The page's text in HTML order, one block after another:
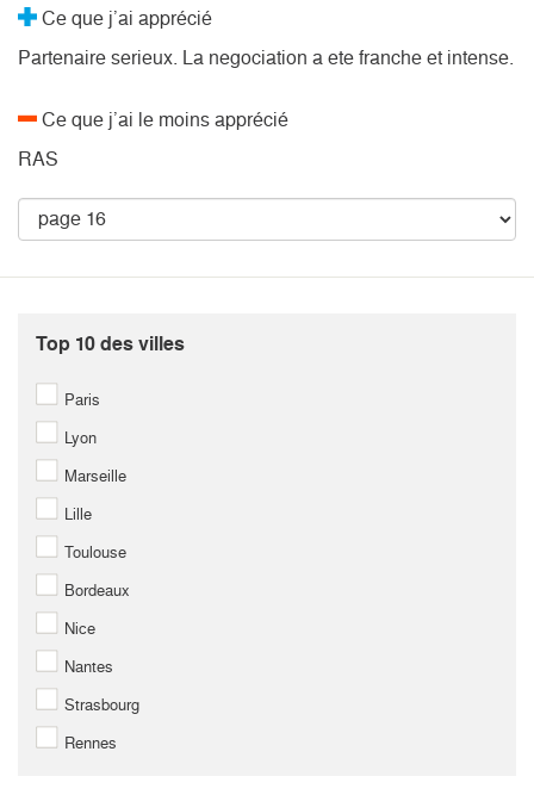
Ce que j’ai apprécié
Partenaire serieux. La negociation a ete franche et intense.
Ce que j’ai le moins apprécié
RAS
Top 10 des villes
Paris
Lyon
Marseille
Lille
Toulouse
Bordeaux
Nice
Nantes
Strasbourg
Rennes